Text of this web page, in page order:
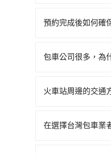
僅每人至少額外負
用預估進去，但額
理，每一次租車都
遇到下雨天或者載
到車，也可考慮打
車司機不按錶計費
預約完成後如何確
提供司機的姓名、
包車公司很多，為
供更彈性的取消訂
火車站周邊的交通
相對便宜經濟。 計
在選擇台灣包車業